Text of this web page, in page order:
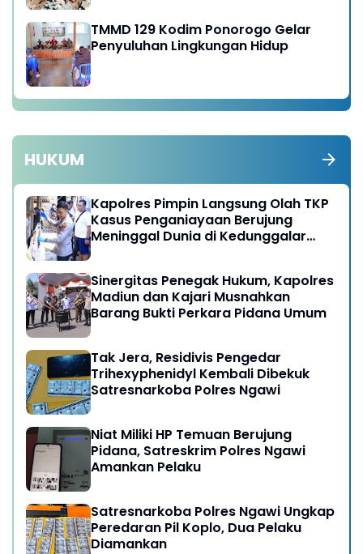
TMMD 129 Kodim Ponorogo Gelar
Penyuluhan Lingkungan Hidup
HUKUM
Kapolres Pimpin Langsung Olah TKP
Kasus Penganiayaan Berujung
Meninggal Dunia di Kedunggalar
Sinergitas Penegak Hukum, Kapolres
Madiun dan Kajari Musnahkan
Barang Bukti Perkara Pidana Umum
Tak Jera, Residivis Pengedar
Trihexyphenidyl Kembali Dibekuk
Satresnarkoba Polres Ngawi
Niat Miliki HP Temuan Berujung
Pidana, Satreskrim Polres Ngawi
Amankan Pelaku
Satresnarkoba Polres Ngawi Ungkap
Peredaran Pil Koplo, Dua Pelaku
Diamankan